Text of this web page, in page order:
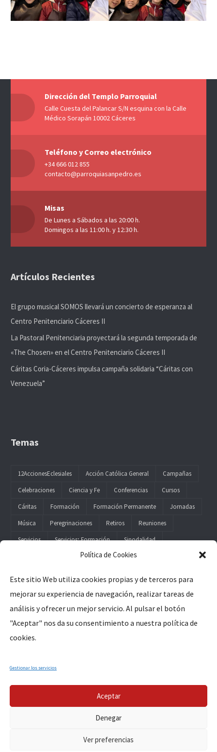
Política de Cookies
Este sitio Web utiliza cookies propias y de terceros para
mejorar su experiencia de navegación, realizar tareas de
análisis y ofrecer un mejor servicio. Al pulsar el botón
"Aceptar" nos da su consentimiento a nuestra política de
cookies.
Gestionar los servicios
Aceptar
Denegar
Ver preferencias
Dirección del Templo Parroquial
Calle Cuesta del Palancar S/N esquina con la Calle
Médico Sorapán 10002 Cáceres
Teléfono y Correo electrónico
+34 666 012 855
contacto@parroquiasanpedro.es
Misas
De Lunes a Sábados a las 20:00 h.
Domingos a las 11:00 h. y 12:30 h.
Artículos Recientes
El grupo musical SOMOS llevará un concierto de esperanza al
Centro Penitenciario Cáceres II
La Pastoral Penitenciaria proyectará la segunda temporada de
«The Chosen» en el Centro Penitenciario Cáceres II
Cáritas Coria-Cáceres impulsa campaña solidaria “Cáritas con
Venezuela”
Temas
12AccionesEclesiales Acción Católica General
Campañas
Celebraciones
Ciencia y Fe Conferencias
Cursos
Cáritas
Formación Formación Permanente
Jornadas
Música
Peregrinaciones Retiros
Reuniones
Servicios
Servicios; Formación Sinodalidad
Legal
Aviso Legal
Política de Privacidad
Cáceres. Todos los derechos reservados.